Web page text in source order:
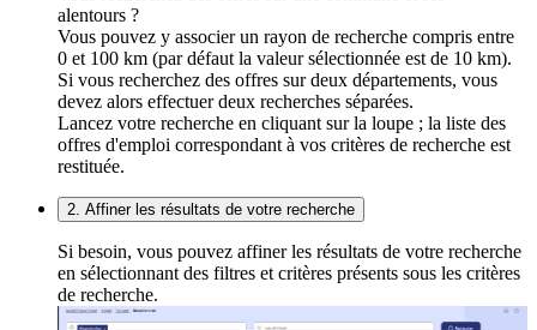
alentours ?
Vous pouvez y associer un rayon de recherche compris entre
0 et 100 km (par défaut la valeur sélectionnée est de 10 km).
Si vous recherchez des offres sur deux départements, vous
devez alors effectuer deux recherches séparées.
Lancez votre recherche en cliquant sur la loupe ; la liste des
offres d'emploi correspondant à vos critères de recherche est
restituée.
2. Affiner les résultats de votre recherche
Si besoin, vous pouvez affiner les résultats de votre recherche
en sélectionnant des filtres et critères présents sous les critères
de recherche.